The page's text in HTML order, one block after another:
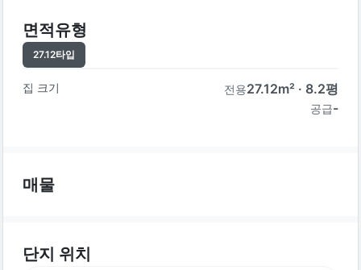
면적유형
27.12타입
집 크기 전용27.12m² · 8.2평
공급-
매물
단지 위치